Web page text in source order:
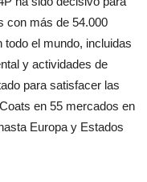
con más de 54.000
el mundo, incluidas
y actividades de
para satisfacer las
en 55 mercados en
Europa y Estados